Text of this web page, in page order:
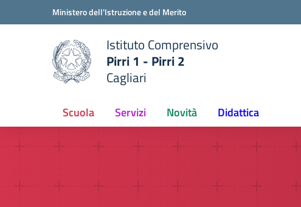
Vai ai contenuti
Vai al menu di navigazioneMinistero dell'Istruzione e del Merito
Istituto Comprensivo
Pirri 1 - Pirri 2
Cagliari
Scuola Servizi Novità Didattica